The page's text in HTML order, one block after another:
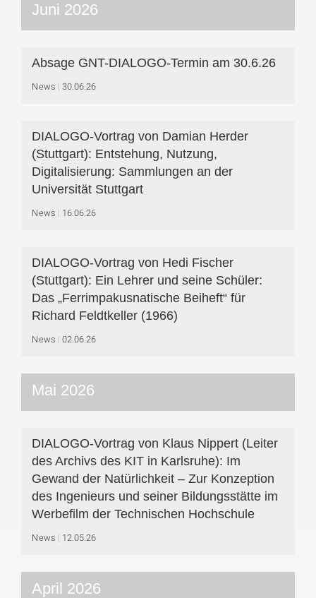
Juni 2026
Absage GNT-DIALOGO-Termin am 30.6.26
News 30.06.26
DIALOGO-Vortrag von Damian Herder
(Stuttgart): Entstehung, Nutzung,
Digitalisierung: Sammlungen an der
Universität Stuttgart
News 16.06.26
DIALOGO-Vortrag von Hedi Fischer
(Stuttgart): Ein Lehrer und seine Schüler:
Das „Ferrimpakusnatische Beiheft“ für
Richard Feldtkeller (1966)
News 02.06.26
Mai 2026
DIALOGO-Vortrag von Klaus Nippert (Leiter
des Archivs des KIT in Karlsruhe): Im
Gewand der Natürlichkeit – Zur Konzeption
des Ingenieurs und seiner Bildungsstätte im
Werbefilm der Technischen Hochschule
News 12.05.26
April 2026